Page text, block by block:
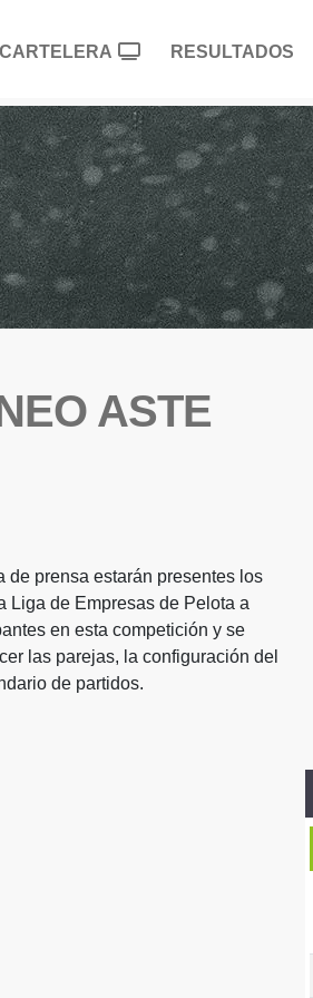
CARTELERA RESULTADOS
ASTE
de prensa estarán presentes los
Liga de Empresas de Pelota a
en esta competición y se
las parejas, la configuración del
de partidos.